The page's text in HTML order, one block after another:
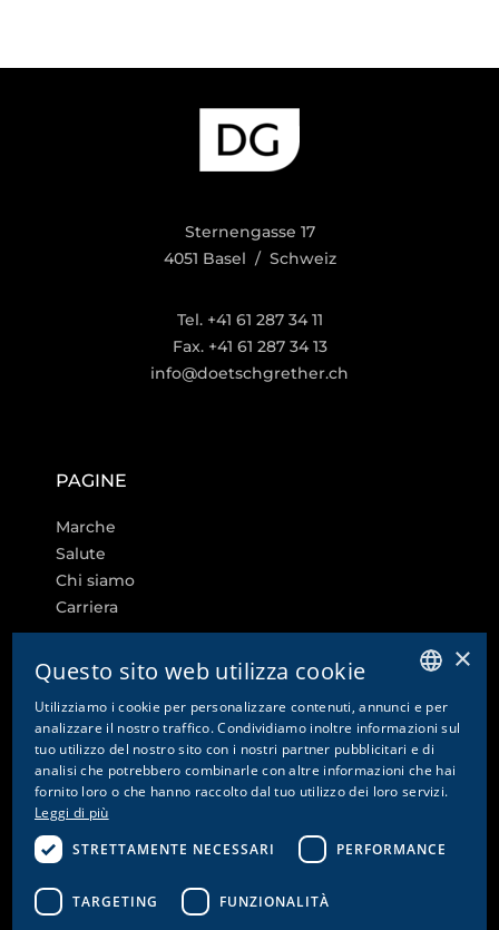
Sternengasse 17
4051 Basel / Schweiz
Tel. +41 61 287 34 11
Fax. +41 61 287 34 13
info@doetschgrether.ch
PAGINE
Marche
Salute
Chi siamo
Carriera
ALTRI LINK
Impostazioni dei cookie
Contatto
Informativa sulla privacy e disclaimer
Colophon
CGA
GERMAN
ENGLISH
FRENCH
×
Questo sito web utilizza cookie
Utilizziamo i cookie per personalizzare contenuti, annunci e per
analizzare il nostro traffico. Condividiamo inoltre informazioni sul
tuo utilizzo del nostro sito con i nostri partner pubblicitari e di
analisi che potrebbero combinarle con altre informazioni che hai
fornito loro o che hanno raccolto dal tuo utilizzo dei loro servizi.
Leggi di più
STRETTAMENTE NECESSARI
PERFORMANCE
TARGETING FUNZIONALITÀ